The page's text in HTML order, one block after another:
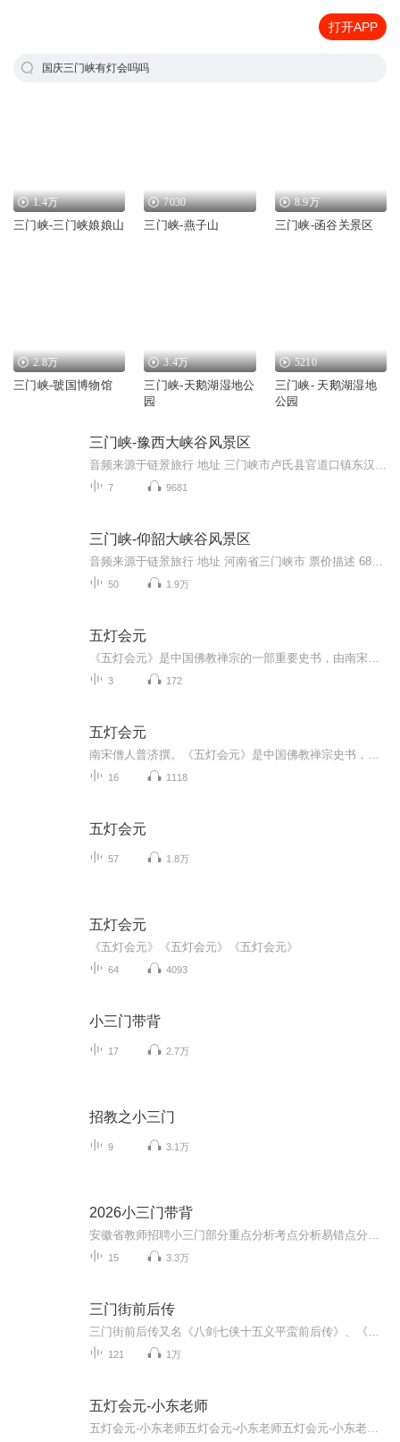
打开APP
国庆三门峡有灯会吗吗
1.4万
三门峡-三门峡娘娘山
7030
三门峡-燕子山
8.9万
三门峡-函谷关景区
2.8万
三门峡-虢国博物馆
3.4万
三门峡-天鹅湖湿地公
园
5210
三门峡- 天鹅湖湿地
公园
三门峡-豫西大峡谷风景区
7 9681
三门峡-仰韶大峡谷风景区
50 1.9万
五灯会元
3 172
五灯会元
16 1118
五灯会元
57 1.8万
五灯会元
《五灯会元》《五灯会元》《五灯会元》
64 4093
小三门带背
17 2.7万
招教之小三门
9 3.1万
2026小三门带背
15 3.3万
三门街前后传
121 1万
五灯会元-小东老师